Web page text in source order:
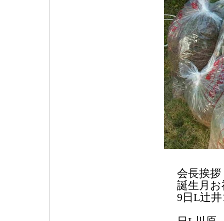
会長挨拶
誕生月
9日L辻